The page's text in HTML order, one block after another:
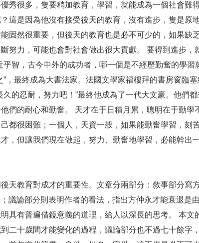
秀很多，隻要稍加教育，學習，就能成為一個社會難
這是因為他沒有接受後天的教育，沒有進步，隻是原
固然很重要，但後天的教育也是必不可少的，如果缺
努力，可能也會對社會做出很大貢獻。 要得到進步，
乎智，古今中外的成功者，哪一個是不經歷勤奮的學
，最終成為大書法家。法國文學家福樓拜的書房窗臨
的忍耐，努力吧！”最終他成為了一代大文豪。他們
們的耐心和勤奮。 天才在于日積月累，聰明在于勤學
都很困難；一個人，天資一般，如果能勤奮學習，刻
，但讓我們現在做起，努力、勤奮地學習，必能幹出一
天教育對成才的重要性。文章分兩部分：敘事部分寫
議論部分則表明作者的看法，指出方仲永才能衰退是
具有普遍借鏡意義的道理，給人以深長的思考。 本文
二十歲間才能變化的過程，議論部分也不過七十餘字